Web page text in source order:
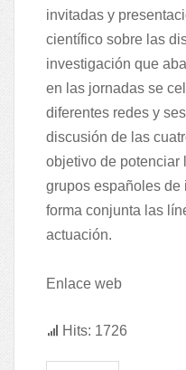
invitadas y
científico sobre las
investigación que
en las jornadas se
diferentes redes y
discusión de las
objetivo de potenciar
grupos españoles de
forma conjunta las
actuación.
Enlace web
Hits: 1726